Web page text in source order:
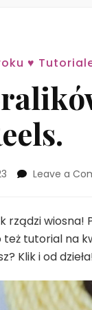
♥
Leave a
wiosna!
tutorial na
Klik i od